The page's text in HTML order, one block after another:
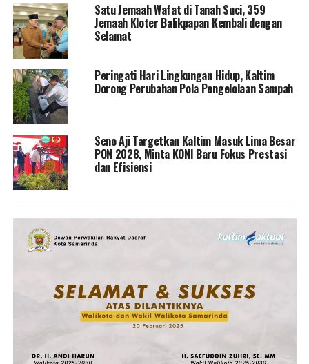
Satu Jemaah Wafat di Tanah Suci, 359
Jemaah Kloter Balikpapan Kembali dengan
Selamat
Peringati Hari Lingkungan Hidup, Kaltim
Dorong Perubahan Pola Pengelolaan Sampah
Seno Aji Targetkan Kaltim Masuk Lima Besar
PON 2028, Minta KONI Baru Fokus Prestasi
dan Efisiensi